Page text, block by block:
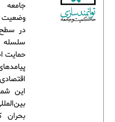
وضعیت
در سطح
سلسله
حمایت
این
بحران